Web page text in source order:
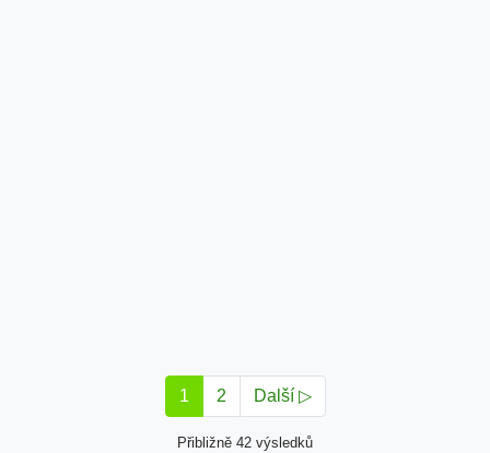
1 2 Další ▷
Přibližně 42 výsledků